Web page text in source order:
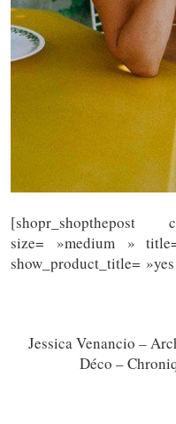
[shopr_shopthepost
size= »medium »
show_product_title=
Jessica Venancio –
Déco –